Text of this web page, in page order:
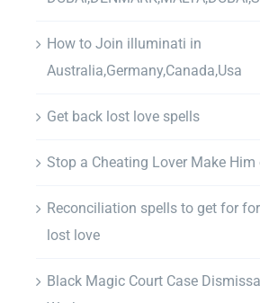
How to Join illuminati in
Australia,Germany,Canada,Usa
Get back lost love spells
Stop a Cheating Lover Make
Reconciliation spells to get for
lost love
Black Magic Court Case